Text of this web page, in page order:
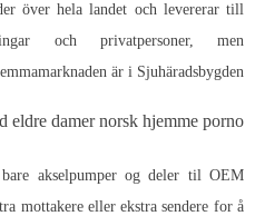
över hela landet och levererar till
och privatpersoner, men
är i Sjuhäradsbygden.
eldre damer norsk hjemme porno
akselpumper og deler til OEM
mottakere eller ekstra sendere for å